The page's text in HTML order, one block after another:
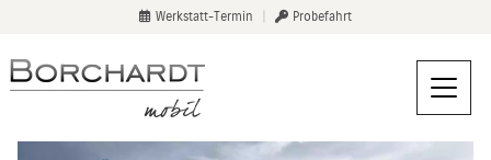
Werkstatt-Termin Probefahrt